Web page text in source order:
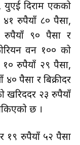
युएई दिराम एकको
४१ रुपैयाँ ८० पैसा,
रुपैयाँ ९० पैसा र
वन १०० को
१० रुपैयाँ २९ पैसा,
पैसा र बिक्रीदर
खरिददर २३ रुपैयाँ
छ ।
१९ रुपैयाँ ५२ पैसा